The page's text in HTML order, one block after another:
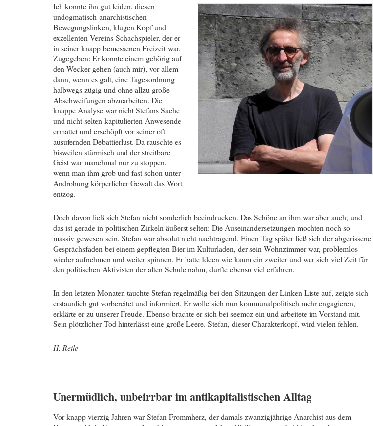
Ich konnte ihn gut leiden, diesen
undogmatisch-anarchistischen
Bewegungslinken, klugen Kopf und
exzellenten Vereins-Schachspieler, der er
in seiner knapp bemessenen Freizeit war.
Zugegeben: Er konnte einem gehörig auf
den Wecker gehen (auch mir), vor allem
dann, wenn es galt, eine Tagesordnung
halbwegs zügig und ohne allzu große
Abschweifungen abzuarbeiten. Die
knappe Analyse war nicht Stefans Sache
und nicht selten kapitulierten Anwesende
ermattet und erschöpft vor seiner oft
ausufernden Debattierlust. Da rauschte es
bisweilen stürmisch und der streitbare
Geist war manchmal nur zu stoppen,
wenn man ihm grob und fast schon unter
Androhung körperlicher Gewalt das Wort
entzog.
Doch davon ließ sich Stefan nicht sonderlich beeindrucken. Das Schöne an ihm war aber auch, und
das ist gerade in politischen Zirkeln äußerst selten: Die Auseinandersetzungen mochten noch so
massiv gewesen sein, Stefan war absolut nicht nachtragend. Einen Tag später ließ sich der abgerissene
Gesprächsfaden bei einem gepflegten Bier im Kulturladen, der sein Wohnzimmer war, problemlos
wieder aufnehmen und weiter spinnen. Er hatte Ideen wie kaum ein zweiter und wer sich viel Zeit für
den politischen Aktivisten der alten Schule nahm, durfte ebenso viel erfahren.
In den letzten Monaten tauchte Stefan regelmäßig bei den Sitzungen der Linken Liste auf, zeigte sich
erstaunlich gut vorbereitet und informiert. Er wolle sich nun kommunalpolitisch mehr engagieren,
erklärte er zu unserer Freude. Ebenso brachte er sich bei seemoz ein und arbeitete im Vorstand mit.
Sein plötzlicher Tod hinterlässt eine große Leere. Stefan, dieser Charakterkopf, wird vielen fehlen.
H. Reile
Unermüdlich, unbeirrbar im antikapitalistischen Alltag
Vor knapp vierzig Jahren war Stefan Frommherz, der damals zwanzigjährige Anarchist aus dem